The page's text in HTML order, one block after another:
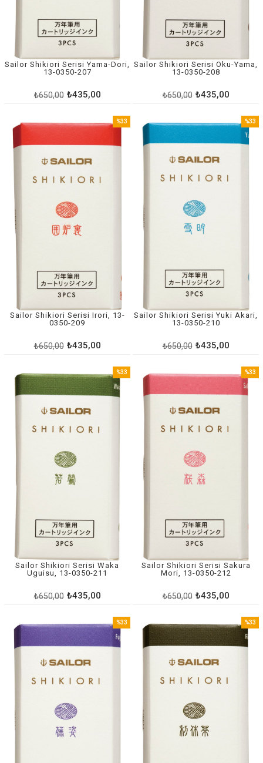
Sailor Shikiori Serisi Yama-Dori,
13-0350-207
₺435,00
₺650,00
Sailor Shikiori Serisi Oku-Yama,
13-0350-208
₺435,00
₺650,00
Sailor Shikiori Serisi Irori, 13-
0350-209
₺435,00
₺650,00
%33
%33İndirim
Sailor Shikiori Serisi Yuki Akari,
13-0350-210
₺435,00
₺650,00
%33
İndirim
Sailor Shikiori Serisi Waka
Uguisu, 13-0350-211
₺435,00
₺650,00
%33
İndirim
%33İndirim
Sailor Shikiori Serisi Sakura
Mori, 13-0350-212
₺435,00
₺650,00
%33
İndirim
%33
İndirim
%33İndirim
%33
İndirim